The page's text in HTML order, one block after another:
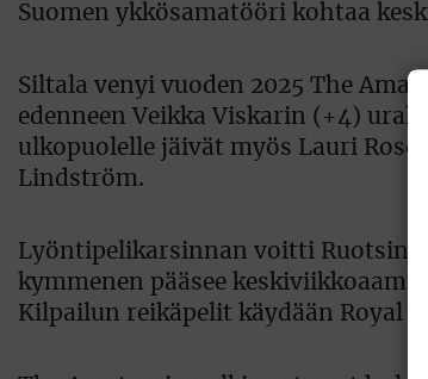
Suomen ykkösamatööri kohtaa
Siltala venyi vuoden 2025 The
edenneen Veikka Viskarin (+4)
ulkopuolelle jäivät myös Lauri
Lindström.
Lyöntipelikarsinnan voitti Ruotsin
kymmenen pääsee
Kilpailun reikäpelit käydään Royal